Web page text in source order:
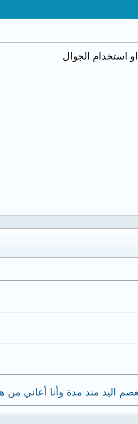
استخدام الجوال
اليد مند مدة وأنا أعاني